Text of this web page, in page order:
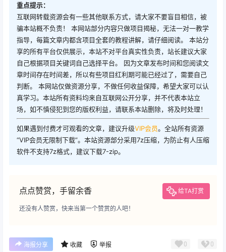
重点提示：
互联网转载资源会有一些其他联系方式，请大家不要盲目相信，被
骗本站概不负责！ 本网站部分内容只做项目揭秘，无法一对一教学
指导，每篇文章内都含项目全套的教程讲解，请仔细阅读。 本站分
享的所有平台仅供展示，本站不对平台真实性负责，站长建议大家
自己根据项目关键词自己选择平台。 因为文章发布时间和您阅读文
章时间存在时间差，所以有些项目红利期可能已经过了，需要自己
判断。 本网站仅做资源分享，不做任何收益保障，希望大家可以认
真学习。本站所有资料均来自互联网公开分享，并不代表本站立
场，如不慎侵犯到您的版权利益，请联系本站删除，将及时处理！
如果遇到付费才可观看的文章，建议升级VIP会员。全站所有资源
“VIP会员无限制下载”。本站资源部分采用7z压缩，为防止有人压缩
软件不支持7z格式，建议下载7-zip。
点点赞赏，手留余香 给TA打赏
还没有人赞赏，快来当第一个赞赏的人吧！
海报分享 收藏 举报 0 0